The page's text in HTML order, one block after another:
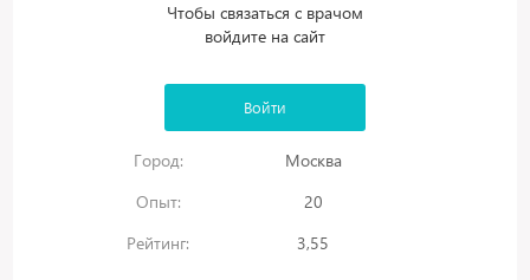
Чтобы связаться с врачом
войдите на сайт
Войти
Город:
Москва
Опыт:
20
Рейтинг:
3,55